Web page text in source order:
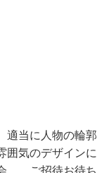
適当に人物の輪郭
囲気のデザインに
。 ご招待お待ち